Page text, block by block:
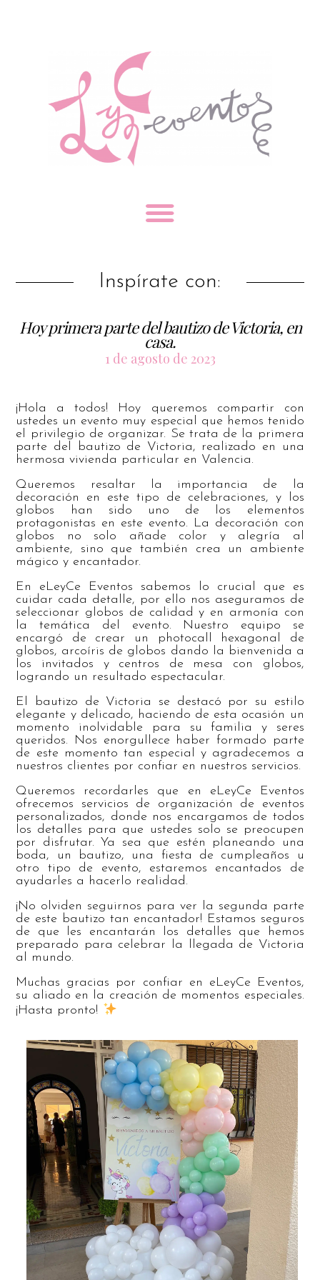
Inspírate con:
Hoy primera parte del bautizo de Victoria, en
casa.
1 de agosto de 2023
¡Hola a todos! Hoy queremos compartir con
ustedes un evento muy especial que hemos tenido
el privilegio de organizar. Se trata de la primera
parte del bautizo de Victoria, realizado en una
hermosa vivienda particular en Valencia.
Queremos resaltar la importancia de la
decoración en este tipo de celebraciones, y los
globos han sido uno de los elementos
protagonistas en este evento. La decoración con
globos no solo añade color y alegría al
ambiente, sino que también crea un ambiente
mágico y encantador.
En eLeyCe Eventos sabemos lo crucial que es
cuidar cada detalle, por ello nos aseguramos de
seleccionar globos de calidad y en armonía con
la temática del evento. Nuestro equipo se
encargó de crear un photocall hexagonal de
globos, arcoíris de globos dando la bienvenida a
los invitados y centros de mesa con globos,
logrando un resultado espectacular.
El bautizo de Victoria se destacó por su estilo
elegante y delicado, haciendo de esta ocasión un
momento inolvidable para su familia y seres
queridos. Nos enorgullece haber formado parte
de este momento tan especial y agradecemos a
nuestros clientes por confiar en nuestros servicios.
Queremos recordarles que en eLeyCe Eventos
ofrecemos servicios de organización de eventos
personalizados, donde nos encargamos de todos
los detalles para que ustedes solo se preocupen
por disfrutar. Ya sea que estén planeando una
boda, un bautizo, una fiesta de cumpleaños u
otro tipo de evento, estaremos encantados de
ayudarles a hacerlo realidad.
¡No olviden seguirnos para ver la segunda parte
de este bautizo tan encantador! Estamos seguros
de que les encantarán los detalles que hemos
preparado para celebrar la llegada de Victoria
al mundo.
Muchas gracias por confiar en eLeyCe Eventos,
su aliado en la creación de momentos especiales.
¡Hasta pronto!